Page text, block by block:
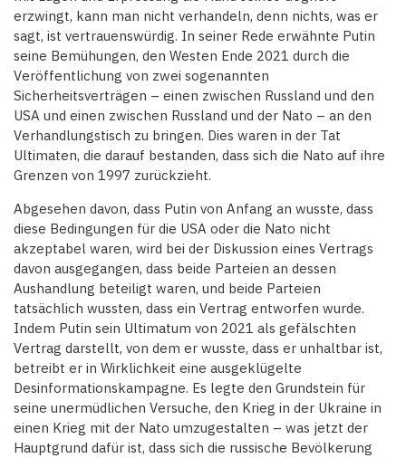
erzwingt, kann man nicht verhandeln, denn nichts, was er
sagt, ist vertrauenswürdig. In seiner Rede erwähnte Putin
seine Bemühungen, den Westen Ende 2021 durch die
Veröffentlichung von zwei sogenannten
Sicherheitsverträgen – einen zwischen Russland und den
USA und einen zwischen Russland und der Nato – an den
Verhandlungstisch zu bringen. Dies waren in der Tat
Ultimaten, die darauf bestanden, dass sich die Nato auf ihre
Grenzen von 1997 zurückzieht.
Abgesehen davon, dass Putin von Anfang an wusste, dass
diese Bedingungen für die USA oder die Nato nicht
akzeptabel waren, wird bei der Diskussion eines Vertrags
davon ausgegangen, dass beide Parteien an dessen
Aushandlung beteiligt waren, und beide Parteien
tatsächlich wussten, dass ein Vertrag entworfen wurde.
Indem Putin sein Ultimatum von 2021 als gefälschten
Vertrag darstellt, von dem er wusste, dass er unhaltbar ist,
betreibt er in Wirklichkeit eine ausgeklügelte
Desinformationskampagne. Es legte den Grundstein für
seine unermüdlichen Versuche, den Krieg in der Ukraine in
einen Krieg mit der Nato umzugestalten – was jetzt der
Hauptgrund dafür ist, dass sich die russische Bevölkerung